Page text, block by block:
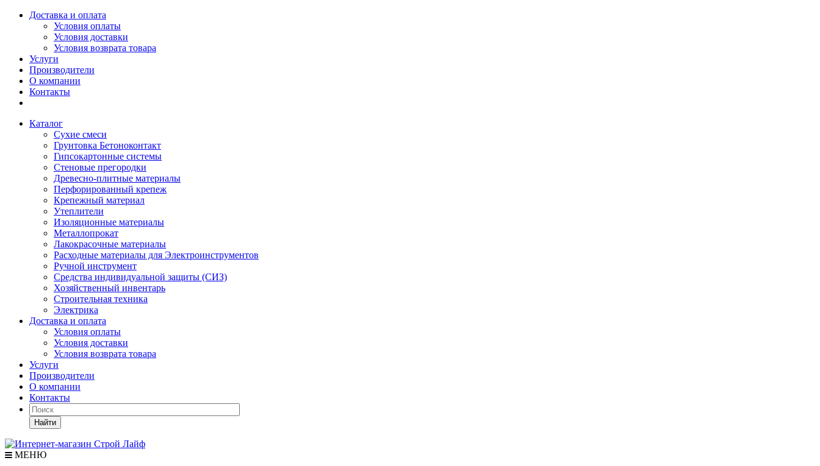
Доставка и оплата
Условия оплаты
Условия доставки
Условия возврата товара
Услуги
Производители
О компании
Контакты
Каталог
Сухие смеси
Грунтовка Бетоноконтакт
Гипсокартонные системы
Стеновые прегородки
Древесно-плитные материалы
Перфорированный крепеж
Крепежный материал
Утеплители
Изоляционные материалы
Металлопрокат
Лакокрасочные материалы
Расходные материалы для Электроинструментов
Ручной инструмент
Средства индивидуальной защиты (СИЗ)
Хозяйственный инвентарь
Строительная техника
Электрика
Доставка и оплата
Условия оплаты
Условия доставки
Условия возврата товара
Услуги
Производители
О компании
Контакты
Найти
МЕНЮ